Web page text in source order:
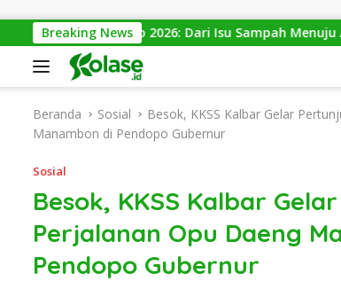
Breaking News
2026: Dari Isu Sampah Menuju Aksi Nyata
Beranda Sosial
Besok, KKSS Kalbar Gelar
Manambon di Pendopo Gubernur
Sosial
Besok, KKSS Kalbar
Perjalanan Opu Daeng
Pendopo Gubernur